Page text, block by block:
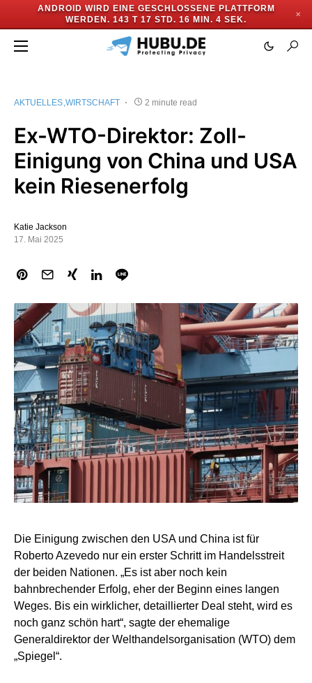
ANDROID WIRD EINE GESCHLOSSENE PLATTFORM
WERDEN. 143 T 17 STD. 16 MIN. 3 SEK.
✕
AKTUELLES WIRTSCHAFT 2 minute read
Ex-WTO-Direktor: Zoll-
Einigung von China und USA
kein Riesenerfolg
Katie Jackson
17. Mai 2025
Die Einigung zwischen den USA und China ist für
Roberto Azevedo nur ein erster Schritt im Handelsstreit
der beiden Nationen. „Es ist aber noch kein
bahnbrechender Erfolg, eher der Beginn eines langen
Weges. Bis ein wirklicher, detaillierter Deal steht, wird es
noch ganz schön hart“, sagte der ehemalige
Generaldirektor der Welthandelsorganisation (WTO) dem
„Spiegel“.